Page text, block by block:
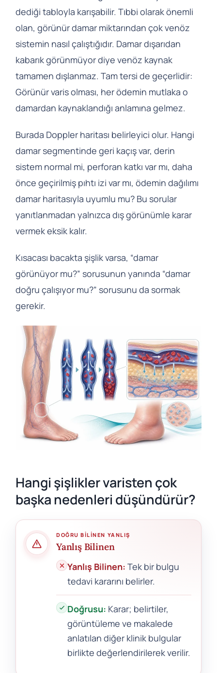
dediği tabloyla karışabilir. Tıbbi olarak önemli
olan, görünür damar miktarından çok venöz
sistemin nasıl çalıştığıdır. Damar dışarıdan
kabarık görünmüyor diye venöz kaynak
tamamen dışlanmaz. Tam tersi de geçerlidir:
Görünür varis olması, her ödemin mutlaka o
damardan kaynaklandığı anlamına gelmez.
Burada Doppler haritası belirleyici olur. Hangi
damar segmentinde geri kaçış var, derin
sistem normal mi, perforan katkı var mı, daha
önce geçirilmiş pıhtı izi var mı, ödemin dağılımı
damar haritasıyla uyumlu mu? Bu sorular
yanıtlanmadan yalnızca dış görünümle karar
vermek eksik kalır.
Kısacası bacakta şişlik varsa, “damar
görünüyor mu?” sorusunun yanında “damar
doğru çalışıyor mu?” sorusunu da sormak
gerekir.
Hangi şişlikler varisten çok
başka nedenleri düşündürür?
DOĞRU BILINEN YANLIŞ
Yanlış Bilinen
Yanlış Bilinen: Tek bir bulgu
tedavi kararını belirler.
Doğrusu: Karar; belirtiler,
görüntüleme ve makalede
anlatılan diğer klinik bulgular
birlikte değerlendirilerek verilir.